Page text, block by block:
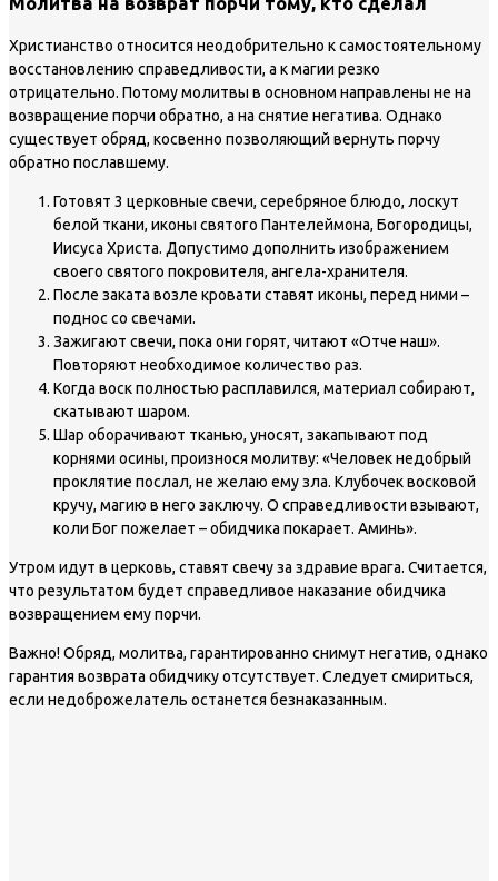
Христианство относится неодобрительно к самостоятельному
восстановлению справедливости, а к магии резко
отрицательно. Потому молитвы в основном направлены не на
возвращение порчи обратно, а на снятие негатива. Однако
существует обряд, косвенно позволяющий вернуть порчу
обратно пославшему.
Готовят 3 церковные свечи, серебряное блюдо, лоскут
белой ткани, иконы святого Пантелеймона, Богородицы,
Иисуса Христа. Допустимо дополнить изображением
своего святого покровителя, ангела-хранителя.
После заката возле кровати ставят иконы, перед ними –
поднос со свечами.
Зажигают свечи, пока они горят, читают «Отче наш».
Повторяют необходимое количество раз.
Когда воск полностью расплавился, материал собирают,
скатывают шаром.
Шар оборачивают тканью, уносят, закапывают под
корнями осины, произнося молитву: «Человек недобрый
проклятие послал, не желаю ему зла. Клубочек восковой
кручу, магию в него заключу. О справедливости взывают,
коли Бог пожелает – обидчика покарает. Аминь».
Утром идут в церковь, ставят свечу за здравие врага. Считается,
что результатом будет справедливое наказание обидчика
возвращением ему порчи.
Важно!Обряд, молитва, гарантированно снимут негатив, однако
гарантия возврата обидчику отсутствует. Следует смириться,
если недоброжелатель останется безнаказанным.